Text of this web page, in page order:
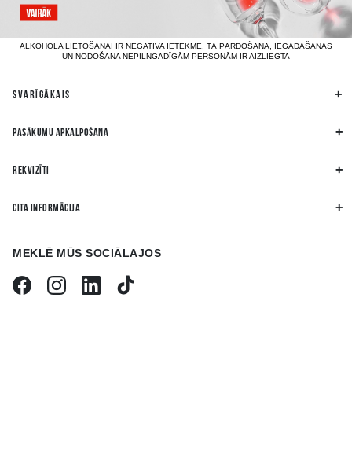
ALKOHOLA LIETOŠANAI IR NEGATĪVA IETEKME, TĀ PĀRDOŠANA, IEGĀDĀŠANĀS
UN NODOŠANA NEPILNGADĪGĀM PERSONĀM IR AIZLIEGTA
SVARĪGĀKAIS
PASĀKUMU APKALPOŠANA
REKVIZĪTI
CITA INFORMĀCIJA
MEKLĒ MŪS SOCIĀLAJOS